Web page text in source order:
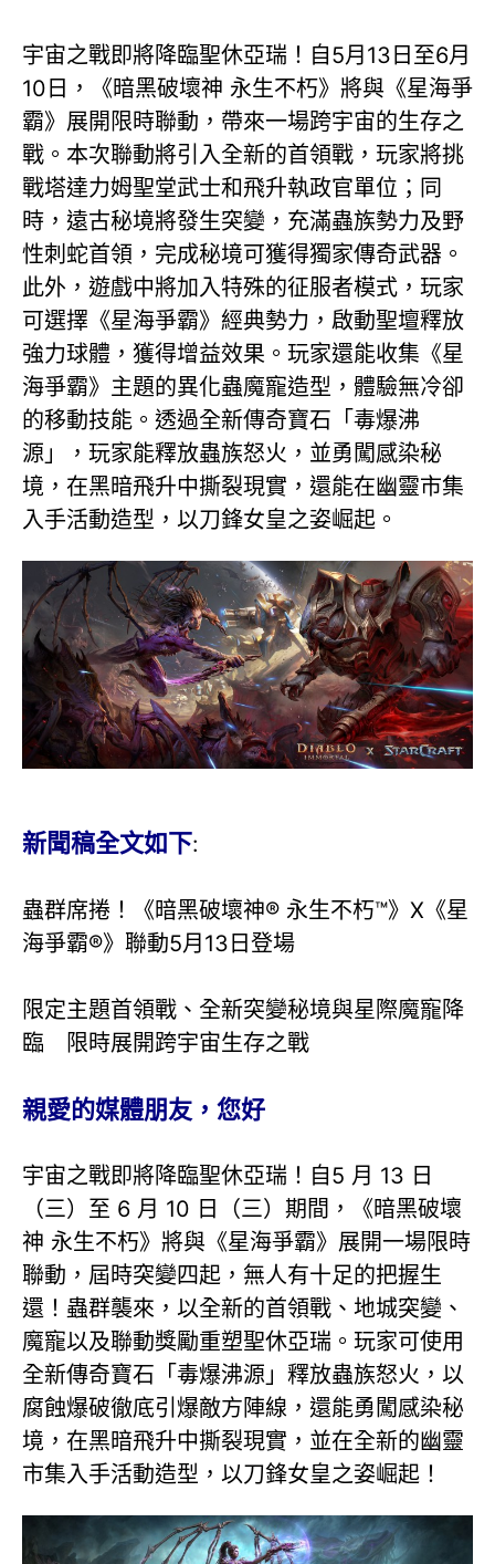
宇宙之戰即將降臨聖休亞瑞！自5月13日至6月
10日，《暗黑破壞神 永生不朽》將與《星海爭
霸》展開限時聯動，帶來一場跨宇宙的生存之
戰。本次聯動將引入全新的首領戰，玩家將挑
戰塔達力姆聖堂武士和飛升執政官單位；同
時，遠古秘境將發生突變，充滿蟲族勢力及野
性刺蛇首領，完成秘境可獲得獨家傳奇武器。
此外，遊戲中將加入特殊的征服者模式，玩家
可選擇《星海爭霸》經典勢力，啟動聖壇釋放
強力球體，獲得增益效果。玩家還能收集《星
海爭霸》主題的異化蟲魔寵造型，體驗無冷卻
的移動技能。透過全新傳奇寶石「毒爆沸
源」，玩家能釋放蟲族怒火，並勇闖感染秘
境，在黑暗飛升中撕裂現實，還能在幽靈市集
入手活動造型，以刀鋒女皇之姿崛起。
新聞稿全文如下:
蟲群席捲！《暗黑破壞神® 永生不朽™》X《星
海爭霸®》聯動5月13日登場
限定主題首領戰、全新突變秘境與星際魔寵降
臨 限時展開跨宇宙生存之戰
親愛的媒體朋友，您好
宇宙之戰即將降臨聖休亞瑞！自5 月 13 日
（三）至 6 月 10 日（三）期間，《暗黑破壞
神 永生不朽》將與《星海爭霸》展開一場限時
聯動，屆時突變四起，無人有十足的把握生
還！蟲群襲來，以全新的首領戰、地城突變、
魔寵以及聯動獎勵重塑聖休亞瑞。玩家可使用
全新傳奇寶石「毒爆沸源」釋放蟲族怒火，以
腐蝕爆破徹底引爆敵方陣線，還能勇闖感染秘
境，在黑暗飛升中撕裂現實，並在全新的幽靈
市集入手活動造型，以刀鋒女皇之姿崛起！